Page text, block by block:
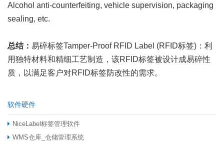
Alcohol anti-counterfeiting, vehicle supervision, packaging
sealing, etc.
总结： 易碎标签Tamper-Proof RFID Label (RFID标签)：利
用独特材料和精细工艺制造，该RFID标签被设计成易碎性
质，以满足客户对RFID标签防改性的需求。
软件硬件
NiceLabel标签管理软件
WMS仓库_仓储管理系统